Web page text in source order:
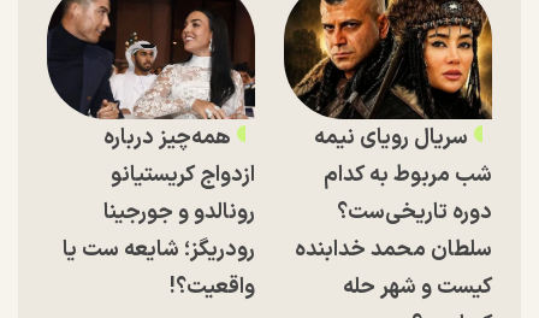
سریال رویای نیمه
شب مربوط به کدام
دوره تاریخی‌ست؟
سلطان محمد خدابنده
کیست و شهر حله
همه‌چیز درباره
ازدواج کریستیانو
رونالدو و جورجینا
رودریگز؛ شایعه ست یا
واقعیت؟!